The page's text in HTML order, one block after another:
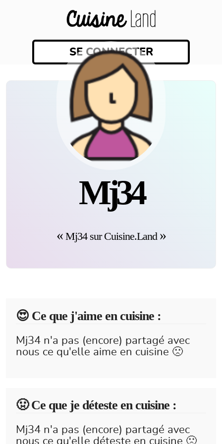
SE CONNECTER
Mj34
Mj34 sur Cuisine.Land
😍️ Ce que j'aime en cuisine :
Mj34 n'a pas (encore) partagé avec
nous ce qu'elle aime en cuisine 🙁
🤢 Ce que je déteste en cuisine :
Mj34 n'a pas (encore) partagé avec
nous ce qu'elle déteste en cuisine 🙁